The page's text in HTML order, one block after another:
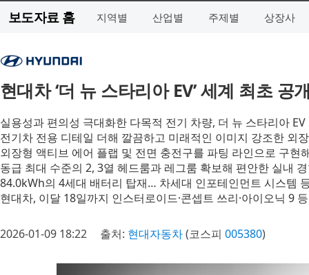
보도자료 홈 지역별 산업별 주제별 상장사
현대차 ‘더 뉴 스타리아 EV’ 세계 최초 공
실용성과 편의성 극대화한 다목적 전기 차량, 더 뉴 스타리아
전기차 전용 디테일 더해 깔끔하고 미래적인 이미지 강조한 외
외장형 액티브 에어 플랩 및 전면 충전구를 파팅 라인으로 구현
동급 최대 수준의 2, 3열 헤드룸과 레그룸 확보해 편안한 실내
84.0kWh의 4세대 배터리 탑재… 차세대 인포테인먼트 시스템
현대차, 이달 18일까지 인스터로이드·콘셉트 쓰리·아이오닉 9
2026-01-09 18:22 출처: 현대자동차(코스피 005380)